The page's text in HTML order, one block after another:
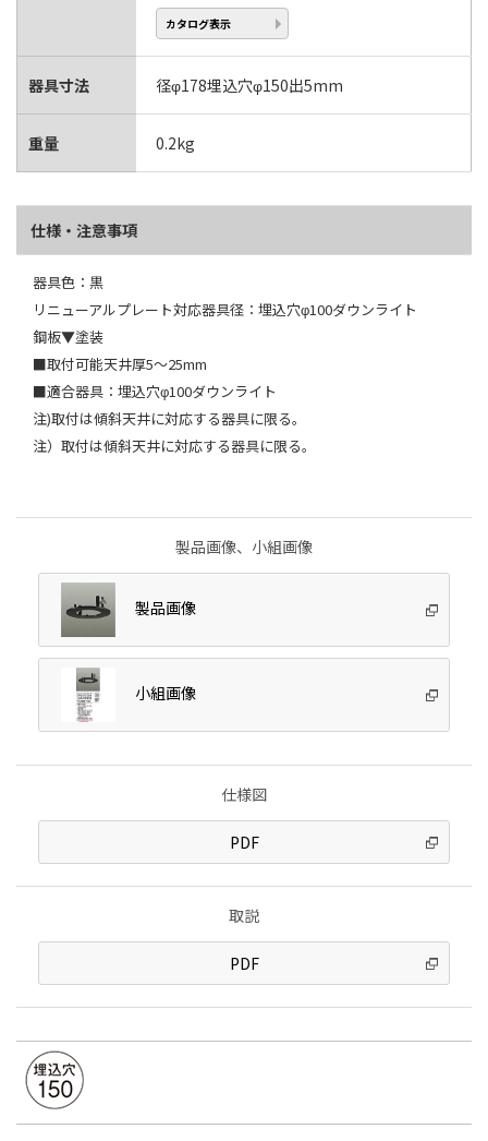
カタログ表示
器具寸法 径φ178埋込穴φ150出5mm
重量 0.2kg
仕様・注意事項
器具色：黒
リニューアルプレート対応器具径：埋込穴φ100ダウンライト
鋼板▼塗装
■取付可能天井厚5～25mm
■適合器具：埋込穴φ100ダウンライト
注)取付は傾斜天井に対応する器具に限る。
注）取付は傾斜天井に対応する器具に限る。
製品画像、小組画像
製品画像
小組画像
仕様図
PDF
取説
PDF